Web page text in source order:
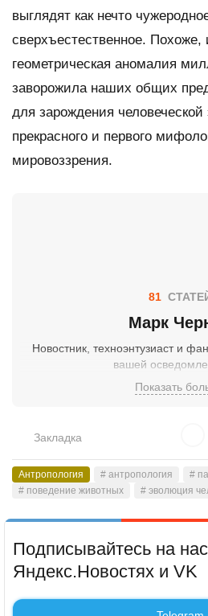
выглядят как нечто
сверхъестественное. Похоже,
геометрическая аномалия
заворожила наших общих
для зарождения человеческой
прекрасного и первого
мировоззрения.
Марк
81
Новостник, техноэнтузиаст и
вашей
Показать
Закладка
Антропология # антропология
#
# поведение животных
# эволюция
Подписывайтесь на
Яндекс.Новостях и VK